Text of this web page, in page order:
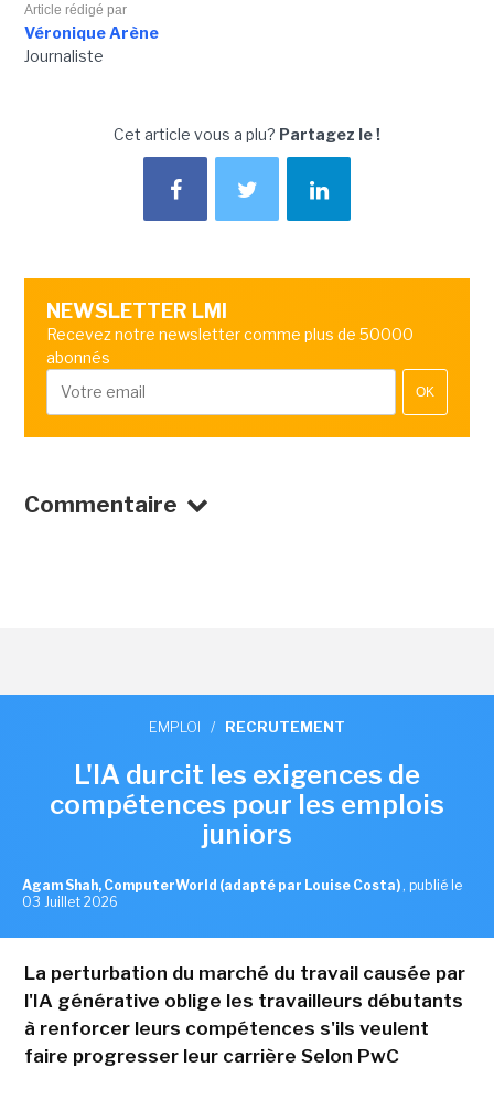
Article rédigé par
Véronique Arène
Journaliste
Cet article vous a plu? Partagez le !
NEWSLETTER LMI
Recevez notre newsletter comme plus de 50000
abonnés
OK
Commentaire
EMPLOI / RECRUTEMENT
L'IA durcit les exigences de
compétences pour les emplois
juniors
Agam Shah, ComputerWorld (adapté par Louise Costa) , publié le
03 Juillet 2026
La perturbation du marché du travail causée par
l'IA générative oblige les travailleurs débutants
à renforcer leurs compétences s'ils veulent
faire progresser leur carrière Selon PwC